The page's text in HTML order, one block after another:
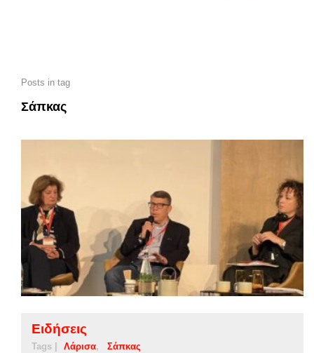
Posts in tag
Σάπκας
Ειδήσεις
Tags | Λάρισα Σάπκας